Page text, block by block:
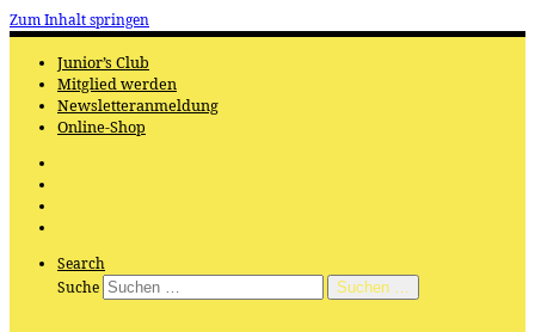
Zum Inhalt springen
Junior’s Club
Mitglied werden
Newsletteranmeldung
Online-Shop
Search
Suche
Suchen …